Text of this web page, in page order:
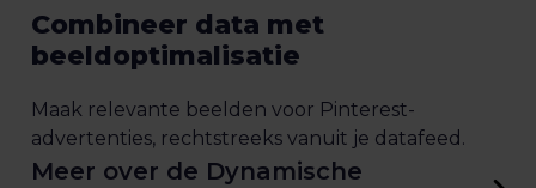
Combineer data met
beeldoptimalisatie
Maak relevante beelden voor Pinterest-
advertenties, rechtstreeks vanuit je datafeed.
Meer over de Dynamische